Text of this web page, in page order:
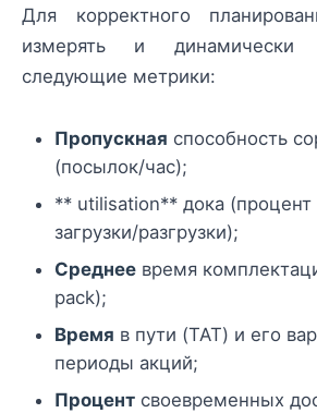
Для корректного
измерять и динамически
следующие метрики:
Пропускная способность
(посылок/час);
** utilisation** дока
загрузки/разгрузки);
Среднее время
pack);
Время в пути (TAT) и его
периоды акций;
Процент своевременных